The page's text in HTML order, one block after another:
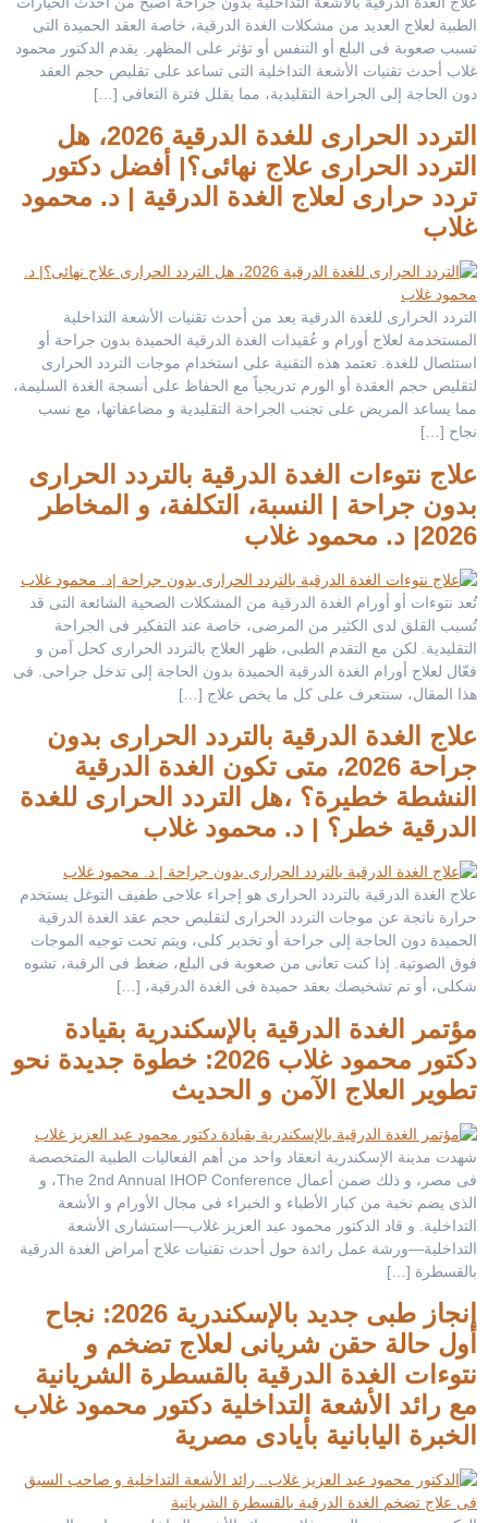
الطبية لعلاج العديد من مشكلات الغدة الدرقية، خاصة العقد الحميدة التى
تسبب صعوبة فى البلع أو التنفس أو تؤثر على المظهر. يقدم الدكتور محمود
غلاب أحدث تقنيات الأشعة التداخلية التى تساعد على تقليص حجم العقد
دون الحاجة إلى الجراحة التقليدية، مما يقلل فترة التعافى […]
التردد الحرارى للغدة الدرقية 2026، هل
التردد الحرارى علاج نهائى؟| أفضل دكتور
تردد حرارى لعلاج الغدة الدرقية | د. محمود
غلاب
التردد الحرارى للغدة الدرقية يعد من أحدث تقنيات الأشعة التداخلية
المستخدمة لعلاج أورام و عُقيدات الغدة الدرقية الحميدة بدون جراحة أو
استئصال للغدة. تعتمد هذه التقنية على استخدام موجات التردد الحرارى
لتقليص حجم العقدة أو الورم تدريجياً مع الحفاظ على أنسجة الغدة السليمة،
مما يساعد المريض على تجنب الجراحة التقليدية و مضاعفاتها، مع نسب
نجاح […]
علاج نتوءات الغدة الدرقية بالتردد الحرارى
بدون جراحة | النسبة، التكلفة، و المخاطر
2026| د. محمود غلاب
تُعد نتوءات أو أورام الغدة الدرقية من المشكلات الصحية الشائعة التى قد
تُسبب القلق لدى الكثير من المرضى، خاصة عند التفكير فى الجراحة
التقليدية. لكن مع التقدم الطبى، ظهر العلاج بالتردد الحرارى كحل آمن و
فعّال لعلاج أورام الغدة الدرقية الحميدة بدون الحاجة إلى تدخل جراحى. فى
هذا المقال، سنتعرف على كل ما يخص علاج […]
علاج الغدة الدرقية بالتردد الحرارى بدون
جراحة 2026، متى تكون الغدة الدرقية
النشطة خطيرة؟ ،هل التردد الحرارى للغدة
الدرقية خطر؟ | د. محمود غلاب
علاج الغدة الدرقية بالتردد الحرارى هو إجراء علاجى طفيف التوغل يستخدم
حرارة ناتجة عن موجات التردد الحرارى لتقليص حجم عقد الغدة الدرقية
الحميدة دون الحاجة إلى جراحة أو تخدير كلى، ويتم تحت توجيه الموجات
فوق الصوتية. إذا كنت تعانى من صعوبة فى البلع، ضغط فى الرقبة، تشوه
شكلى، أو تم تشخيصك بعقد حميدة فى الغدة الدرقية، […]
مؤتمر الغدة الدرقية بالإسكندرية بقيادة
دكتور محمود غلاب 2026: خطوة جديدة نحو
تطوير العلاج الآمن و الحديث
شهدت مدينة الإسكندرية انعقاد واحد من أهم الفعاليات الطبية المتخصصة
فى مصر، و ذلك ضمن أعمال The 2nd Annual IHOP Conference، و
الذى يضم نخبة من كبار الأطباء و الخبراء فى مجال الأورام و الأشعة
التداخلية. و قاد الدكتور محمود عبد العزيز غلاب—استشارى الأشعة
التداخلية—ورشة عمل رائدة حول أحدث تقنيات علاج أمراض الغدة الدرقية
بالقسطرة […]
إنجاز طبى جديد بالإسكندرية 2026: نجاح
أول حالة حقن شريانى لعلاج تضخم و
نتوءات الغدة الدرقية بالقسطرة الشريانية
مع رائد الأشعة التداخلية دكتور محمود غلاب
الخبرة اليابانية بأيادى مصرية